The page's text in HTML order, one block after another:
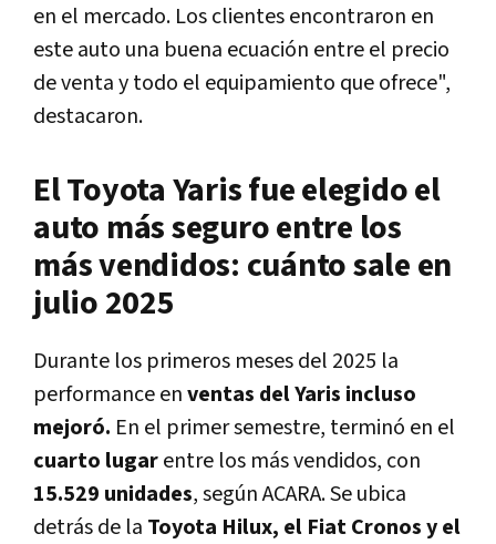
en el mercado. Los clientes encontraron en
este auto una buena ecuación entre el precio
de venta y todo el equipamiento que ofrece",
destacaron.
El Toyota Yaris fue elegido el
auto más seguro entre los
más vendidos: cuánto sale en
julio 2025
Durante los primeros meses del 2025 la
performance enventas del Yaris incluso
mejoró. En el primer semestre, terminó en el
cuarto lugarentre los más vendidos, con
15.529 unidades, según ACARA. Se ubica
detrás de la Toyota Hilux, el Fiat Cronos y el